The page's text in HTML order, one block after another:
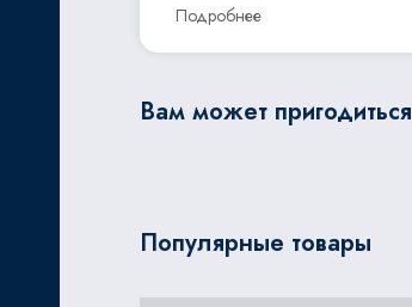
Подробнее
Вам может пригодиться
Популярные товары